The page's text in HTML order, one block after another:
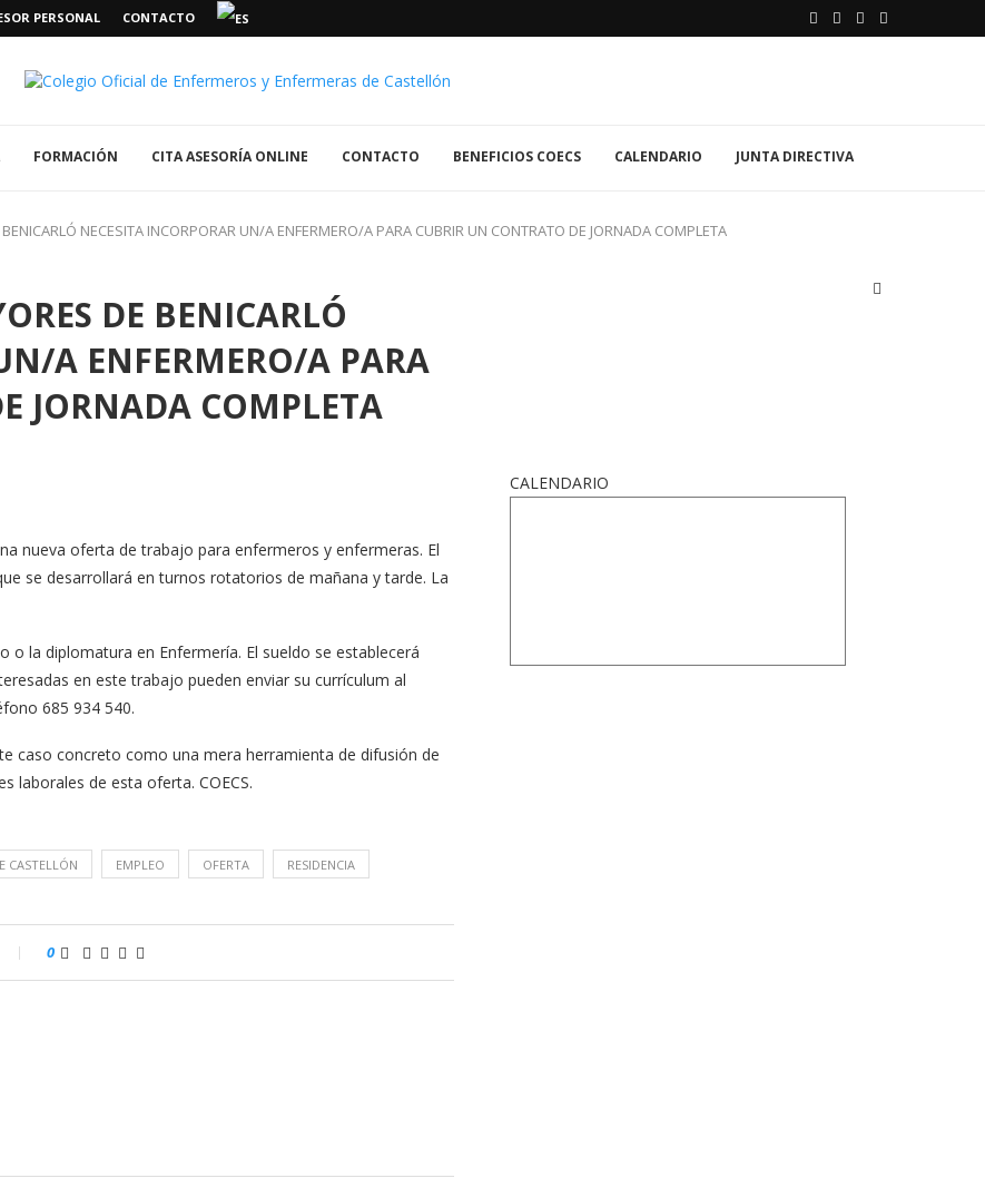
PERSONAL CONTACTO
FORMACIÓN CITA ASESORÍA ONLINE CONTACTO BENEFICIOS COECS CALENDARIO JUNTA DIRECTIVA
NECESITA INCORPORAR UN/A ENFERMERO/A PARA CUBRIR UN CONTRATO DE JORNADA COMPLETA
DE BENICARLÓ
A ENFERMERO/A PARA
JORNADA COMPLETA
nueva oferta de trabajo para enfermeros y enfermeras. El
se desarrollará en turnos rotatorios de mañana y tarde. La
o la diplomatura en Enfermería. El sueldo se establecerá
en este trabajo pueden enviar su currículum al
685 934 540.
caso concreto como una mera herramienta de difusión de
laborales de esta oferta. COECS.
CASTELLÓN EMPLEO OFERTA RESIDENCIA
0
CALENDARIO